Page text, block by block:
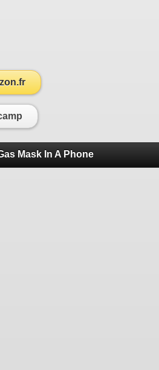
Mask In A Phone